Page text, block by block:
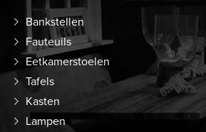
Bankstellen
Fauteuils
Eetkamerstoelen
Tafels
Kasten
Lampen